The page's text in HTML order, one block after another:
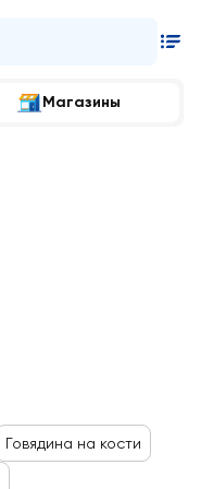
Магазины
Говядина на кости